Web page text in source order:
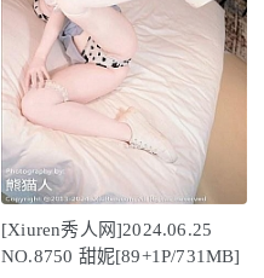
[Xiuren秀人网]2024.06.25
NO.8750 甜妮[89+1P/731MB]